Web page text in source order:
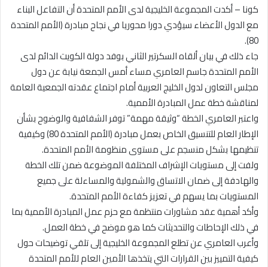
كونا – أكدت المجموعة الخليجية لدى الأمم المتحدة أن التفاعل البناء
مع الدول الأعضاء سيؤدي دورا محوريا في نجاح مبادرة (الأمم المتحدة
80).
جاء ذلك في بيان ألقاه السكرتير الثاني بوفد دولة الكويت الدائم لدى
الأمم المتحدة جاسم العامري مساء أمس الجمعة نيابة عن دول
مجلس التعاون لدول الخليج العربية أمام اجتماع عقدته الجمعية العامة
لمناقشة خطة عمل المبادرة الأممية.
واعتبر العامري الخطة “وثيقة مهمة” توفر الشفافية والوضوح بشأن
الإطار العام للتنسيق الخاص بعمل مبادرة (الأمم المتحدة 80) وكيفية
تنظيمها بشكل منسجم على مستوى منظومة الأمم المتحدة.
ولفت إلى مستويات الإشراف المختلفة الموضوعة ضمن تلك الخطة
والهادفة إلى ضمان الاتساق والشمولية والمساءلة على جميع
المستويات بما يسهم في تعزيز كفاءة الأمم المتحدة.
وأكد أهمية عقد مشاورات منتظمة مع حزم عمل المبادرة الأممية بما
في ذلك الإحاطات والتحديثات كما هو موضح في خطة العمل.
وأعرب العامري عن تطلع المجموعة الخليجية إلى تلقي توضيحات حول
كيفية التمييز بين القرارات التي يتخذها الأمين العام للأمم المتحدة